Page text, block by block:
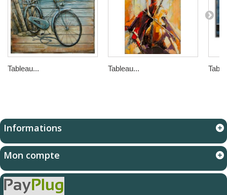
Tableau... Tableau...
Informations
Mon compte